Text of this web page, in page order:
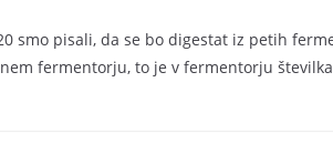
smo pisali, da se bo digestat iz petih
fermentorju, to je v fermentorju